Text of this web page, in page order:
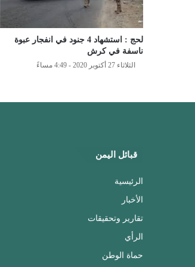
لحج : استشهاد 4 جنود في انفجار عبوة
ناسفة في كرش
الثلاثاء 27 أكتوبر 2020 - 4:49 مساءً
قبائل اليمن
الرئيسية
الأخبار
تقارير وتحقيقات
الرأي
حماة الوطن